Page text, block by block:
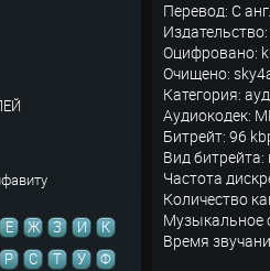
Е Ж З И
К
Р С Т У
Ф
Перевод: С
Оцифровано:
Очищено:
Категория:
Аудиокодек:
Битрейт: 96
Вид
Частота
Количество
Музыкальное
Время